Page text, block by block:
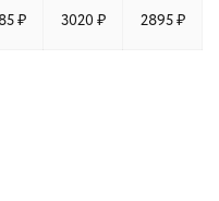
₽ 3020 ₽ 2895 ₽